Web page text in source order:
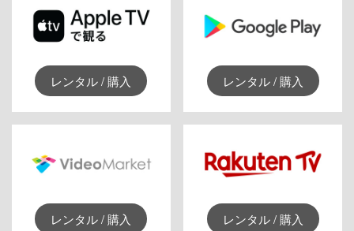
レンタル / 購入 レンタル / 購入
レンタル / 購入 レンタル / 購入